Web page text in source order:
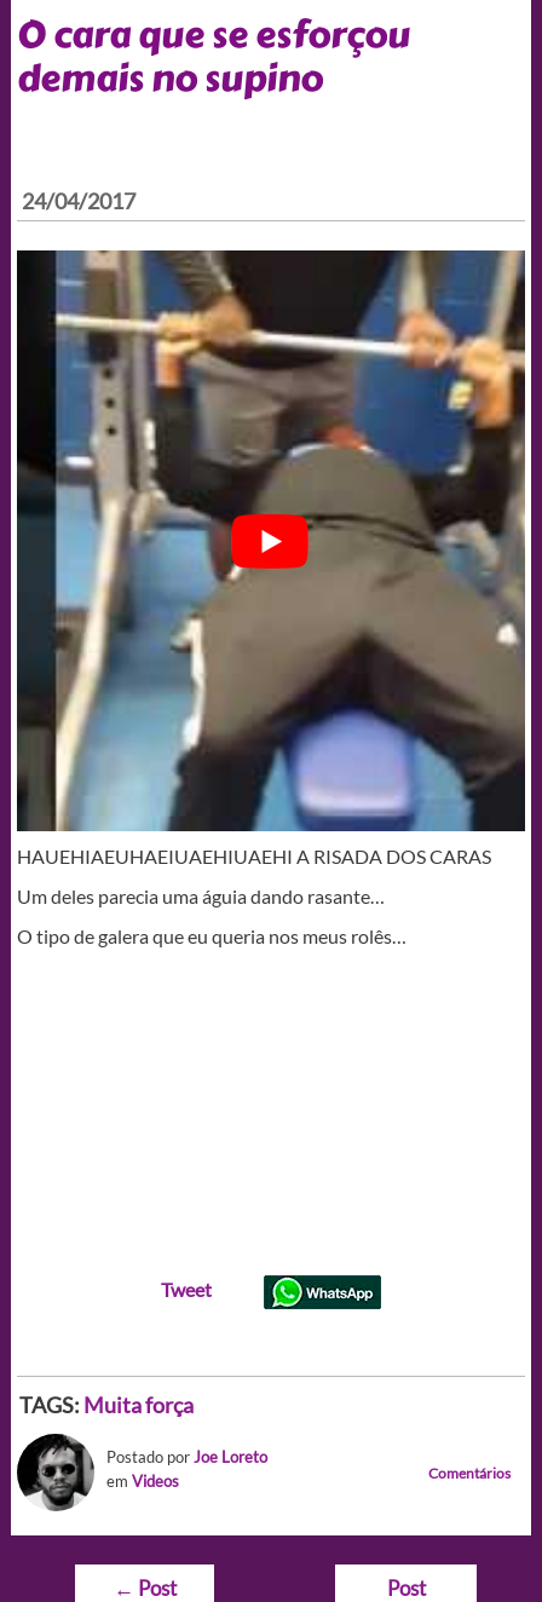
O cara que se esforçou
demais no supino
24/04/2017
HAUEHIAEUHAEIUAEHIUAEHI A RISADA DOS CARAS
Um deles parecia uma águia dando rasante…
O tipo de galera que eu queria nos meus rolês…
Tweet
TAGS: Muita força
Postado porJoe Loreto
em Videos Comentários
Navegação
← Post
Post